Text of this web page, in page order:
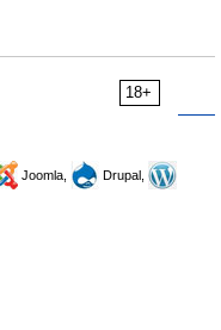
18+
Joomla,
Drupal,